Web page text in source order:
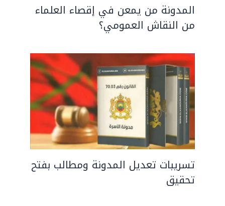
المدونة من يمعن في إقصاء العلماء
من النقاش العمومي؟
تسريبات تعديل المدونة ومطالب بفتح
تحقيق